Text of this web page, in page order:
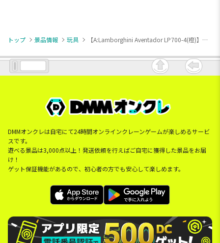
トップ 景品情報 玩具 【A:Lamborghini Aventador LP700-4(橙)】ライセンス ダイキャストカーⅢ
DMMオンクレは自宅にて24時間オンラインクレーンゲームが楽しめるサービ
スです。
遊べる景品は3,000点以上！発送依頼を行えばご自宅に獲得した景品をお届
け！
ゲット保証機能があるので、初心者の方でも安心して楽しめます。